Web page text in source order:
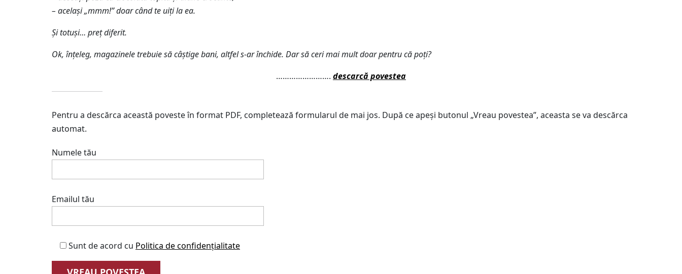
– același „mmm!” doar când te uiți la ea.
Și totuși… preț diferit.
Ok, înțeleg, magazinele trebuie să câștige bani, altfel s-ar închide. Dar să ceri mai mult doar pentru că poți?
……………………. descarcă povestea
Pentru a descărca această poveste în format PDF, completează formularul de mai jos. După ce apeși butonul „Vreau povestea”, aceasta se va descărca
automat.
Numele tău
Emailul tău
Sunt de acord cu Politica de confidențialitate